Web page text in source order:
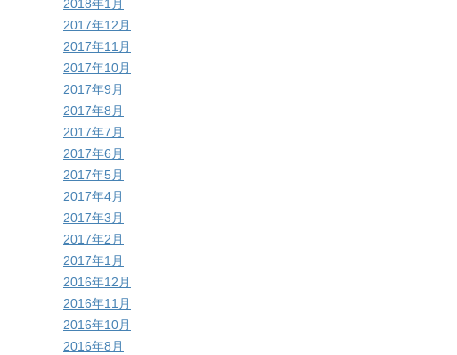
2018年1月
2017年12月
2017年11月
2017年10月
2017年9月
2017年8月
2017年7月
2017年6月
2017年5月
2017年4月
2017年3月
2017年2月
2017年1月
2016年12月
2016年11月
2016年10月
2016年8月